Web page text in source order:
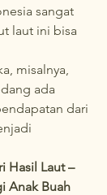
sangat
laut ini bisa
misalnya,
ada
dari
Hasil Laut –
Anak Buah